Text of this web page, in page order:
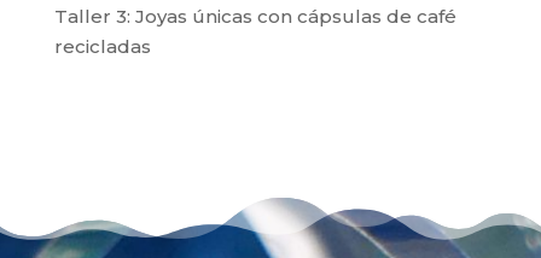
Taller 3: Joyas únicas con cápsulas de café
recicladas